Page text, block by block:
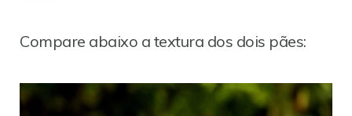
Compare abaixo a textura dos dois pães: